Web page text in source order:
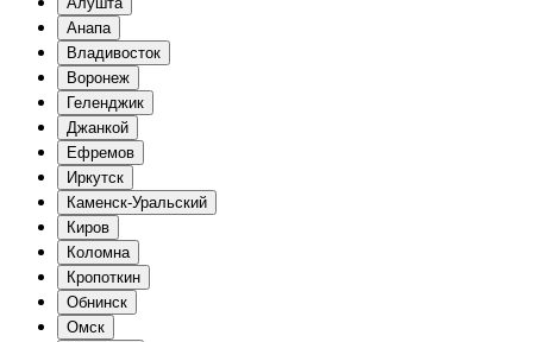
Анапа
Владивосток
Воронеж
Геленджик
Джанкой
Ефремов
Иркутск
Каменск-Уральский
Киров
Коломна
Кропоткин
Обнинск
Омск